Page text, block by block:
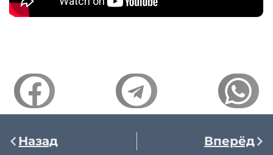
Назад Вперёд